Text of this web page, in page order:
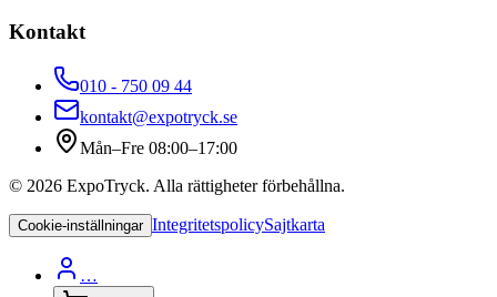
Kontakt
010 - 750 09 44
kontakt@expotryck.se
Mån–Fre 08:00–17:00
© 2026 ExpoTryck. Alla rättigheter förbehållna.
Cookie-inställningar IntegritetspolicySajtkarta
…